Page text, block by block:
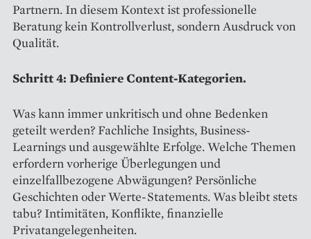
Partnern. In diesem Kontext ist professionelle
Beratung kein Kontrollverlust, sondern Ausdruck von
Qualität.
Schritt 4: Definiere Content-Kategorien.
Was kann immer unkritisch und ohne Bedenken
geteilt werden? Fachliche Insights, Business-
Learnings und ausgewählte Erfolge. Welche Themen
erfordern vorherige Überlegungen und
einzelfallbezogene Abwägungen? Persönliche
Geschichten oder Werte-Statements. Was bleibt stets
tabu? Intimitäten, Konflikte, finanzielle
Privatangelegenheiten.